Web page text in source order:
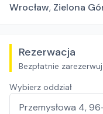
Wrocław, Zielona
Rezerwacja
Bezpłatnie
Wybierz oddział